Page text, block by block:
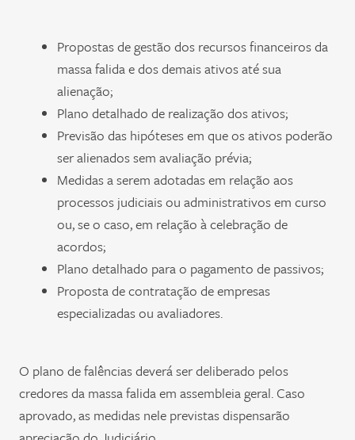
Propostas de gestão dos recursos financeiros da
massa falida e dos demais ativos até sua
alienação;
Plano detalhado de realização dos ativos;
Previsão das hipóteses em que os ativos poderão
ser alienados sem avaliação prévia;
Medidas a serem adotadas em relação aos
processos judiciais ou administrativos em curso
ou, se o caso, em relação à celebração de
acordos;
Plano detalhado para o pagamento de passivos;
Proposta de contratação de empresas
especializadas ou avaliadores.
O plano de falências deverá ser deliberado pelos
credores da massa falida em assembleia geral. Caso
aprovado, as medidas nele previstas dispensarão